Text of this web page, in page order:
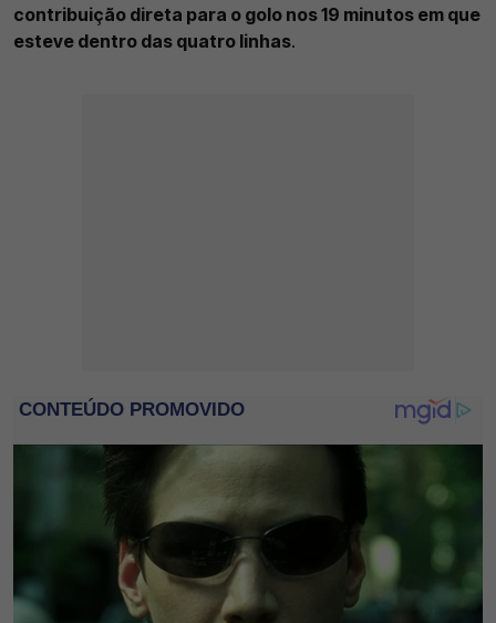
contribuição direta para o golo nos 19 minutos em que
esteve dentro das quatro linhas.